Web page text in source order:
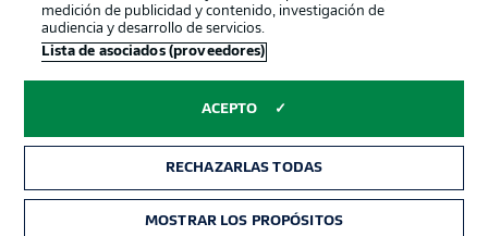
Trabajos
Jugadores Condiciones de uso
medición de publicidad y contenido, investigación de
audiencia y desarrollo de servicios.
Lista de asociados (proveedores)
ACEPTO
RECHAZARLAS TODAS
MOSTRAR LOS PROPÓSITOS